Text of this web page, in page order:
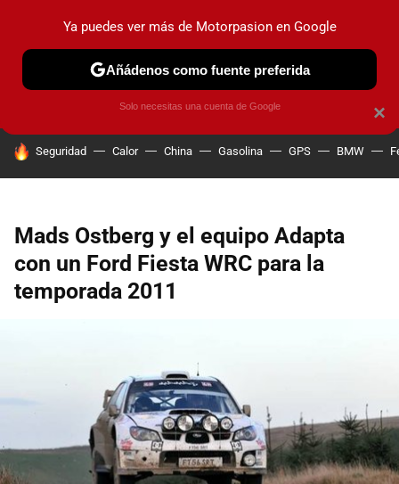
PRUEBAS COCHES ELÉCTRICOS OBSERVATORIO
HOY SE HABLA DE
Seguridad Calor China Gasolina GPS BMW
Mads Ostberg y el equipo Adapta
con un Ford Fiesta WRC para la
temporada 2011
×
Ya puedes ver más de Motorpasion en Google
Añádenos como fuente preferida
Solo necesitas una cuenta de Google